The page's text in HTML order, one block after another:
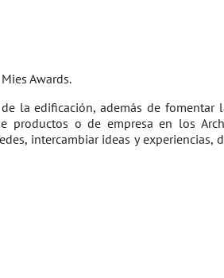
Awards.
la edificación, además de fomentar
productos o de empresa en los
intercambiar ideas y experiencias,